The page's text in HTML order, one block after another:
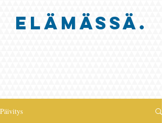
ELÄMÄSSÄ.
Päivitys